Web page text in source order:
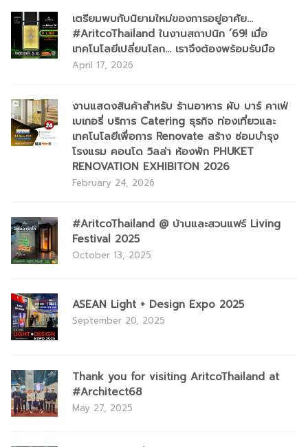
เตรียมพบกับนิยามใหม่ของการอยู่อาศัย...
#AritcoThailand ในงานสถาปนิก ’69! เมื่อ
เทคโนโลยีเปลี่ยนโลก... เราจึงต้องพร้อมรับมือ
April 17, 2026
​งานแสดงสินค้าสำหรับ ร้านอาหาร ผับ บาร์ คาเฟ่
เบเกอรี่ บริการ Catering ธุรกิจ ท่องเที่ยวและ
เทคโนโลยีเพื่อการ Renovate สร้าง ซ่อมบำรุง
โรงแรม คอนโด วิลล่า ห้องพัก PHUKET
RENOVATION EXHIBITON 2026
February 24, 2026
#AritcoThailand @ บ้านและสวนแฟร์ Living
Festival 2025
October 13, 2025
ASEAN Light + Design Expo 2025
September 20, 2025
Thank you for visiting AritcoThailand at
#Architect68
May 27, 2025